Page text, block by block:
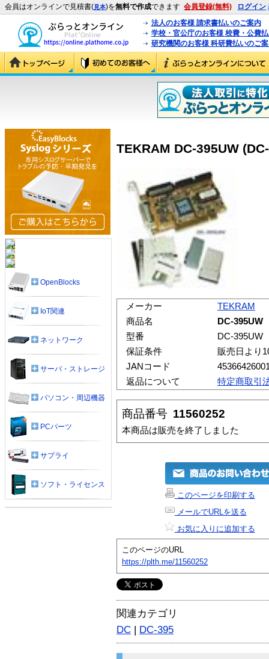
会員はオンラインで見積書(見本)を無料で作成できます 会員登録(無料) ログイン
法人のお客様 請求書払いのご案内
学校・官公庁のお客様 校費・公費
研究機関のお客様 科研費払いのご
TEKRAM DC-395UW
メーカー
TEKRAM
商品名
DC-395UW
型番
DC-395UW
保証条件
販売日より
JANコード
返品について
特定商取引
商品番号 11560252
本商品は販売を終了しました
このページを印刷する
メールでURLを送る
お気に入りに追加する
このページのURL
https://plth.me/11560252
関連カテゴリ
DC | DC-395
OpenBlocks
IoT関連
ネットワーク
サーバ・ストレージ
パソコン・周辺機器
PCパーツ
サプライ
ソフト・ライセンス